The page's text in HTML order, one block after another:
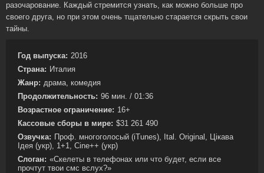
разочарование. Каждый стремится узнать, как можно больше про
своего друга, но при этом очень тщательно старается скрыть свои
тайны.
Год выпуска: 2016
Страна: Италия
Жанр: драма, комедия
Продолжительность: 96 мин. / 01:36
Возрастное ограничение: 16+
Кассовые сборы в мире: $31 261 490
Озвучка: Проф. многоголосый (iTunes), Ital. Original, Цікава
Ідея (укр), 1+1, Cine++ (укр)
Слоган: «Скелеты в телефонах или что будет, если все
прочтут твои смс вслух?»